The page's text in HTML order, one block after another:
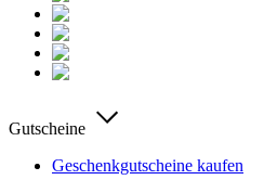
Gutscheine
Geschenkgutscheine kaufen